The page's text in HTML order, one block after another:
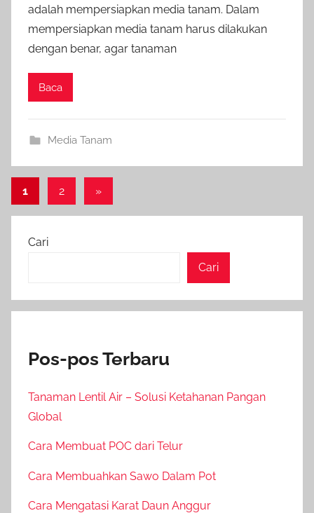
adalah mempersiapkan media tanam. Dalam
mempersiapkan media tanam harus dilakukan
dengan benar, agar tanaman
Baca
Media Tanam
Paginasi
pos
1 2
Next
»
Cari
Cari
Pos-pos Terbaru
Tanaman Lentil Air – Solusi Ketahanan Pangan
Global
Cara Membuat POC dari Telur
Cara Membuahkan Sawo Dalam Pot
Cara Mengatasi Karat Daun Anggur